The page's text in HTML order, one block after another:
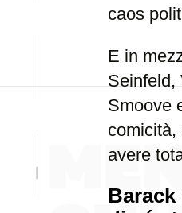
caos
E in
Seinfeld,
Smoove
comicità,
avere